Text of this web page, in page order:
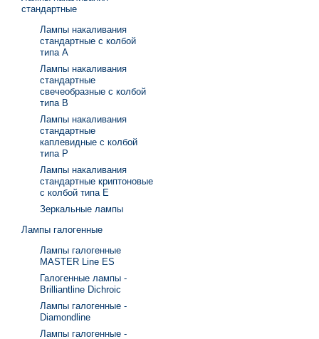
стандартные
Лампы накаливания
стандартные с колбой
типа А
Лампы накаливания
стандартные
свечеобразные с колбой
типа В
Лампы накаливания
стандартные
каплевидные с колбой
типа Р
Лампы накаливания
стандартные криптоновые
с колбой типа Е
Зеркальные лампы
Лампы галогенные
Лампы галогенные
MASTER Line ES
Галогенные лампы -
Brilliantline Dichroic
Лампы галогенные -
Diamondline
Лампы галогенные -